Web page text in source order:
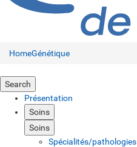
HomeGénétique
Search
Présentation
Soins
Soins
Spécialités/pathologies